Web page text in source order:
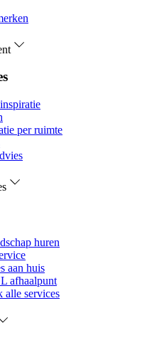
per ruimte
huren
aan huis
afhaalpunt
alle services